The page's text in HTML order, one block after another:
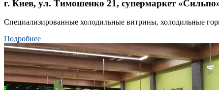
г. Киев, ул. Тимошенко 21, супермаркет
Специализированные холодильные витрины, холодильные
Подробнее